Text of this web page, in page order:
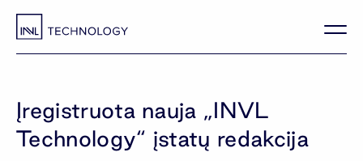
Įregistruota nauja „INVL
Technology“ įstatų redakcija